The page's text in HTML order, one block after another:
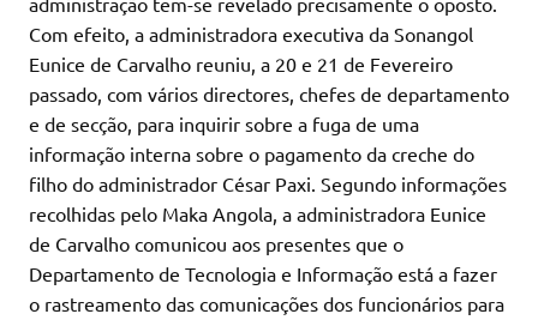
Com efeito, a administradora executiva da Sonangol
Eunice de Carvalho reuniu, a 20 e 21 de Fevereiro
passado, com vários directores, chefes de departamento
e de secção, para inquirir sobre a fuga de uma
informação interna sobre o pagamento da creche do
filho do administrador César Paxi. Segundo informações
recolhidas pelo Maka Angola, a administradora Eunice
de Carvalho comunicou aos presentes que o
Departamento de Tecnologia e Informação está a fazer
o rastreamento das comunicações dos funcionários para